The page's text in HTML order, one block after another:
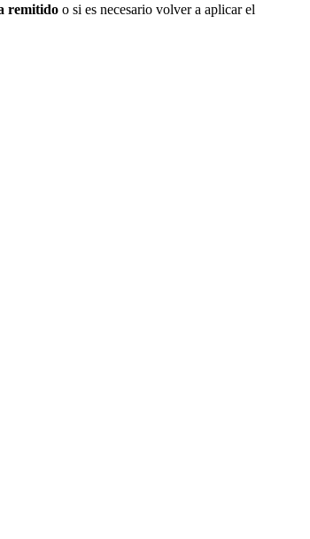
remitido o si es necesario volver a aplicar el